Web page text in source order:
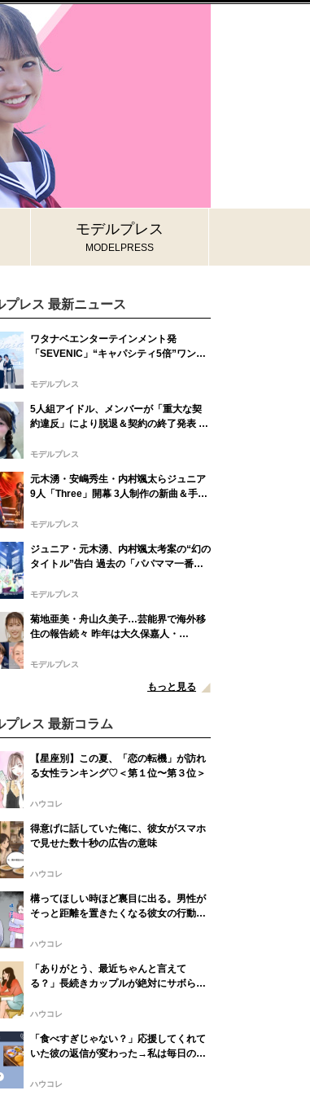
モデルプレス
MODELPRESS
プレス 最新ニュース
ワタナベエンターテインメント発
「SEVENIC」“キャパシティ5倍”ワンマ
モデルプレス
5人組アイドル、メンバーが「重大な契
約違反」により脱退＆契約の終了発表 本
モデルプレス
元木湧・安嶋秀生・内村颯太らジュニア
9人「Three」開幕 3人制作の新曲＆手描
で夢を掴みたい」【ゲネプロレポ】
モデルプレス
ジュニア・元木湧、内村颯太考案の“幻の
タイトル”告白 過去の「パパママ一番」
モデルプレス
菊地亜美・舟山久美子…芸能界で海外移
住の報告続々 昨年は大久保嘉人・
モデルプレス
もっと見る
プレス 最新コラム
【星座別】この夏、「恋の転機」が訪れ
る女性ランキング♡＜第１位〜第３位＞
ハウコレ
得意げに話していた俺に、彼女がスマホ
で見せた数十秒の広告の意味
ハウコレ
構ってほしい時ほど裏目に出る。男性が
そっと距離を置きたくなる彼女の行動パ
ハウコレ
「ありがとう、最近ちゃんと言えて
る？」長続きカップルが絶対にサボらな
ハウコレ
「食べすぎじゃない？」応援してくれて
いた彼の返信が変わった→私は毎日の報
ハウコレ